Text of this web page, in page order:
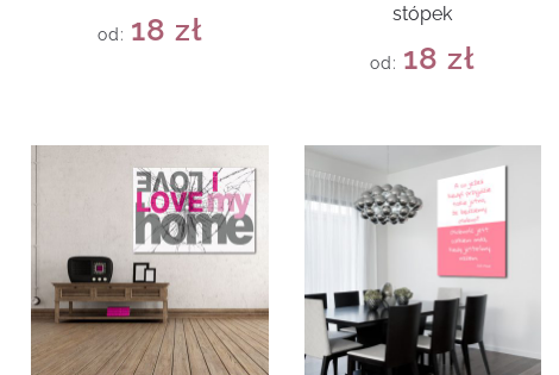
od: 18 zł
stópek
od: 18zł